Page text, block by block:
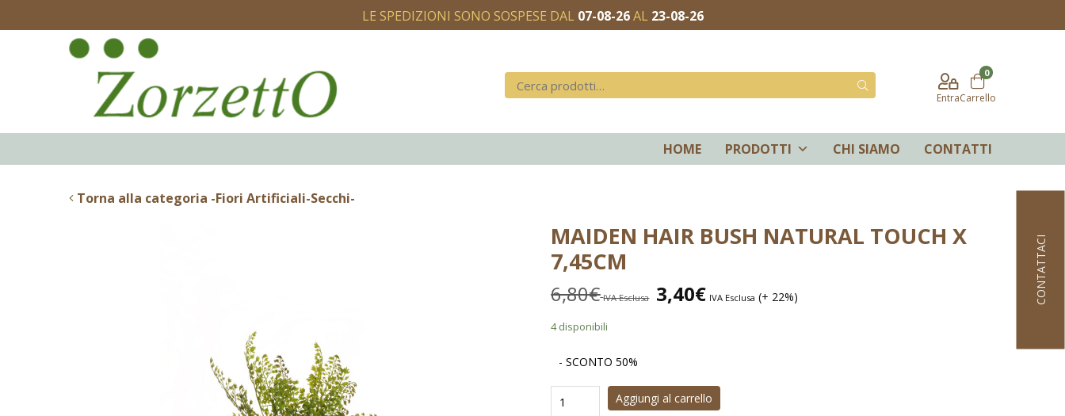
LE SPEDIZIONI SONO SOSPESE DAL 07-08-26AL 23-08-26
Entra
0
Carrello
HOME PRODOTTI CHI SIAMO CONTATTI
Torna alla categoria -Fiori Artificiali-Secchi-
MAIDEN HAIR BUSH NATURAL TOUCH X
7,45CM
6,80€ IVA Esclusa 3,40€ IVA Esclusa (+ 22%)
4 disponibili
- SCONTO 50%
Aggiungi al carrello
CONTATTACI